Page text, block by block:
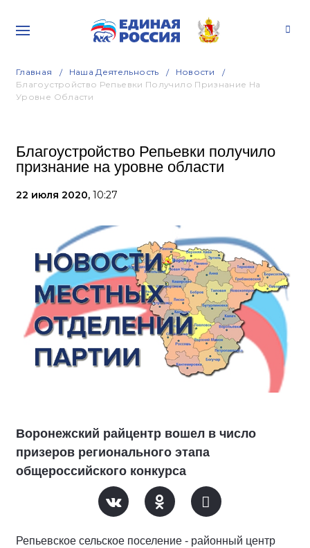
Главная Наша Деятельность
Новости
Благоустройство Репьевки Получило Признание На
Уровне Области
Благоустройство Репьевки получило
признание на уровне области
22 июля 2020, 10:27
Воронежский райцентр вошел в число
призеров регионального этапа
общероссийского конкурса
Репьевское сельское поселение - районный центр